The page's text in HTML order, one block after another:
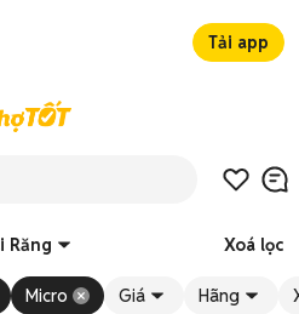
Tải app
Răng Xoá lọc
Micro Giá Hãng